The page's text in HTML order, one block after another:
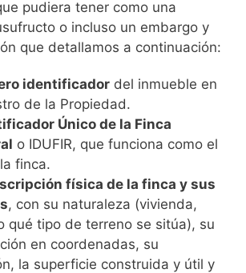
pudiera tener como una
o incluso un embargo y
que detallamos a continuación:
identificador del inmueble en
de la Propiedad.
Único de la Finca
o IDUFIR, que funciona como el
finca.
física de la finca y sus
, con su naturaleza (vivienda,
qué tipo de terreno se sitúa), su
en coordenadas, su
la superficie construida y útil y